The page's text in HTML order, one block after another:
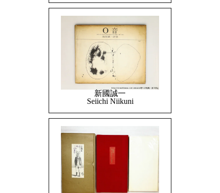
新國誠一
Seiichi Niikuni